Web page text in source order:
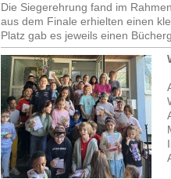
Die Siegerehrung fand im
aus dem Finale erhielten einen
Platz gab es jeweils einen